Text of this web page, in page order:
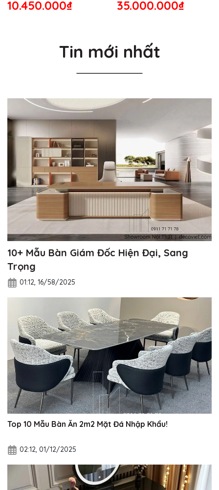
10.450.000₫ 35.000.000₫
Tin mới nhất
10+ Mẫu Bàn Giám Đốc Hiện Đại, Sang
Trọng
01:12, 16/58/2025
Top 10 Mẫu Bàn Ăn 2m2 Mặt Đá Nhập Khẩu!
02:12, 01/12/2025